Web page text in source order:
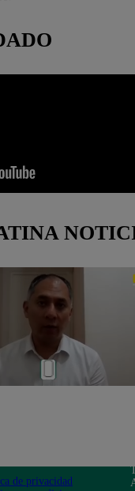
de privacidad